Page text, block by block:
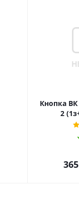
Кнопка
2
365